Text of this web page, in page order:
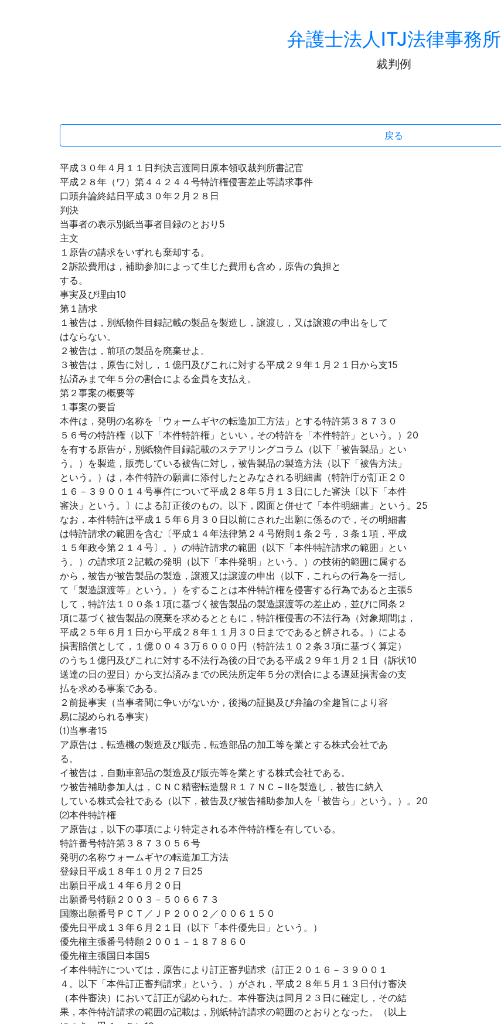
弁護士法人ITJ法律事務所
裁判例
戻る
平成３０年４月１１日判決言渡同日原本領収裁判所書記官
平成２８年（ワ）第４４２４４号特許権侵害差止等請求事件
口頭弁論終結日平成３０年２月２８日
判決
当事者の表示別紙当事者目録のとおり5
主文
１原告の請求をいずれも棄却する。
２訴訟費用は，補助参加によって生じた費用も含め，原告の負担と
する。
事実及び理由10
第１請求
１被告は，別紙物件目録記載の製品を製造し，譲渡し，又は譲渡の申出をして
はならない。
２被告は，前項の製品を廃棄せよ。
３被告は，原告に対し，１億円及びこれに対する平成２９年１月２１日から支15
払済みまで年５分の割合による金員を支払え。
第２事案の概要等
１事案の要旨
本件は，発明の名称を「ウォームギヤの転造加工方法」とする特許第３８７３０
５６号の特許権（以下「本件特許権」といい，その特許を「本件特許」という。）20
を有する原告が，別紙物件目録記載のステアリングコラム（以下「被告製品」とい
う。）を製造，販売している被告に対し，被告製品の製造方法（以下「被告方法」
という。）は，本件特許の願書に添付したとみなされる明細書（特許庁が訂正２０
１６－３９００１４号事件について平成２８年５月１３日にした審決〔以下「本件
審決」という。〕による訂正後のもの。以下，図面と併せて「本件明細書」という。25
なお，本件特許は平成１５年６月３０日以前にされた出願に係るので，その明細書
は特許請求の範囲を含む〔平成１４年法律第２４号附則１条２号，３条１項，平成
１５年政令第２１４号〕。）の特許請求の範囲（以下「本件特許請求の範囲」とい
う。）の請求項２記載の発明（以下「本件発明」という。）の技術的範囲に属する
から，被告が被告製品の製造，譲渡又は譲渡の申出（以下，これらの行為を一括し
て「製造譲渡等」という。）をすることは本件特許権を侵害する行為であると主張5
して，特許法１００条１項に基づく被告製品の製造譲渡等の差止め，並びに同条２
項に基づく被告製品の廃棄を求めるとともに，特許権侵害の不法行為（対象期間は，
平成２５年６月１日から平成２８年１１月３０日までであると解される。）による
損害賠償として，１億００４３万６０００円（特許法１０２条３項に基づく算定）
のうち１億円及びこれに対する不法行為後の日である平成２９年１月２１日（訴状10
送達の日の翌日）から支払済みまでの民法所定年５分の割合による遅延損害金の支
払を求める事案である。
２前提事実（当事者間に争いがないか，後掲の証拠及び弁論の全趣旨により容
易に認められる事実）
⑴当事者15
ア原告は，転造機の製造及び販売，転造部品の加工等を業とする株式会社であ
る。
イ被告は，自動車部品の製造及び販売等を業とする株式会社である。
ウ被告補助参加人は，ＣＮＣ精密転造盤Ｒ１７ＮＣ－Ⅱを製造し，被告に納入
している株式会社である（以下，被告及び被告補助参加人を「被告ら」という。）。20
⑵本件特許権
ア原告は，以下の事項により特定される本件特許権を有している。
特許番号特許第３８７３０５６号
発明の名称ウォームギヤの転造加工方法
登録日平成１８年１０月２７日25
出願日平成１４年６月２０日
出願番号特願２００３－５０６６７３
国際出願番号ＰＣＴ／ＪＰ２００２／００６１５０
優先日平成１３年６月２１日（以下「本件優先日」という。）
優先権主張番号特願２００１－１８７８６０
優先権主張国日本国5
イ本件特許については，原告により訂正審判請求（訂正２０１６－３９００１
４。以下「本件訂正審判請求」という。）がされ，平成２８年５月１３日付け審決
（本件審決）において訂正が認められた。本件審決は同月２３日に確定し，その結
果，本件特許請求の範囲の記載は，別紙特許請求の範囲のとおりとなった。（以上